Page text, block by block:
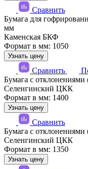
Сравнить
Бумага для
мм
Каменская БКФ
Формат в мм: 1050
Узнать цену
Сравнить
Бумага с
Селенгинский ЦКК
Формат в мм: 1400
Узнать цену
Сравнить
Бумага с
Селенгинский ЦКК
Формат в мм: 1350
Узнать цену